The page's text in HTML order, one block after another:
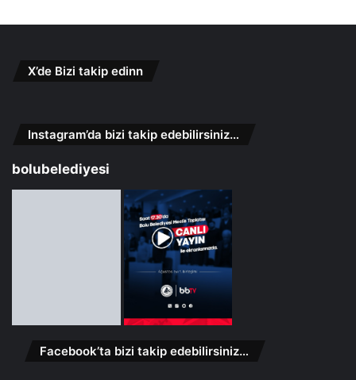
X’de Bizi takip edinn
Instagram’da bizi takip edebilirsiniz…
bolubelediyesi
Facebook’ta bizi takip edebilirsiniz…